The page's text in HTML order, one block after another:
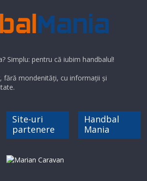
Simplu: pentru că iubim handbalul!
fără mondenități, cu informații și
Site-uri
partenere
Handbal
Mania